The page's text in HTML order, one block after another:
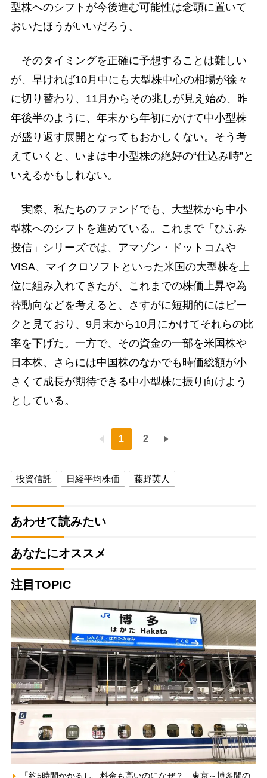
型株へのシフトが今後進む可能性は念頭に置いて
おいたほうがいいだろう。
そのタイミングを正確に予想することは難しい
が、早ければ10月中にも大型株中心の相場が徐々
に切り替わり、11月からその兆しが見え始め、昨
年後半のように、年末から年初にかけて中小型株
が盛り返す展開となってもおかしくない。そう考
えていくと、いまは中小型株の絶好の“仕込み時”と
いえるかもしれない。
実際、私たちのファンドでも、大型株から中小
型株へのシフトを進めている。これまで「ひふみ
投信」シリーズでは、アマゾン・ドットコムや
VISA、マイクロソフトといった米国の大型株を上
位に組み入れてきたが、これまでの株価上昇や為
替動向などを考えると、さすがに短期的にはピー
クと見ており、9月末から10月にかけてそれらの比
率を下げた。一方で、その資金の一部を米国株や
日本株、さらには中国株のなかでも時価総額が小
さくて成長が期待できる中小型株に振り向けよう
としている。
1 2
投資信託 日経平均株価 藤野英人
あわせて読みたい
あなたにオススメ
注目TOPIC
「約5時間かかるし、料金も高いのになぜ？」東京～博多間の